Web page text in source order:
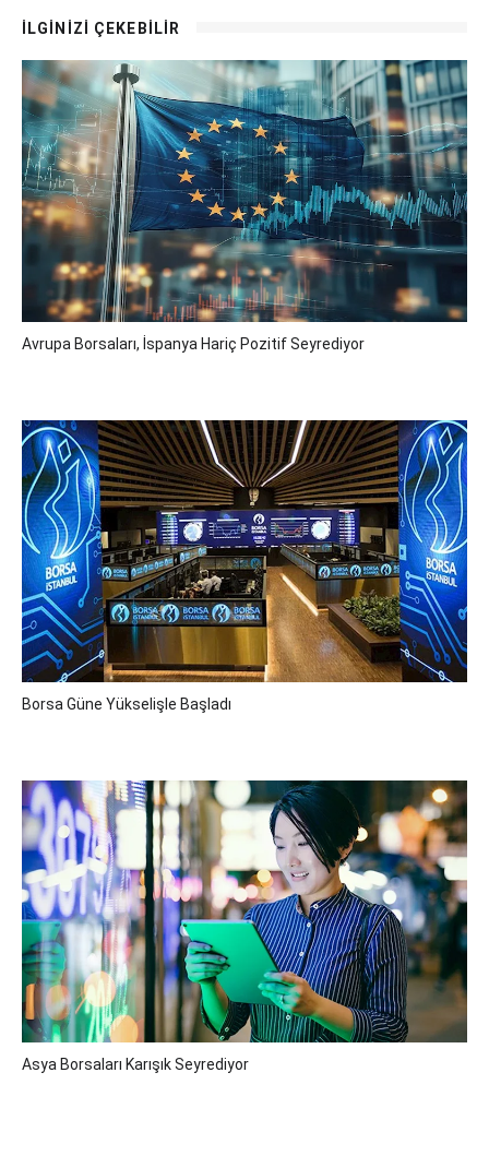
İLGİNİZİ ÇEKEBİLİR
Avrupa Borsaları, İspanya Hariç Pozitif Seyrediyor
Borsa Güne Yükselişle Başladı
Asya Borsaları Karışık Seyrediyor